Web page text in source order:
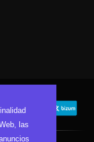
las